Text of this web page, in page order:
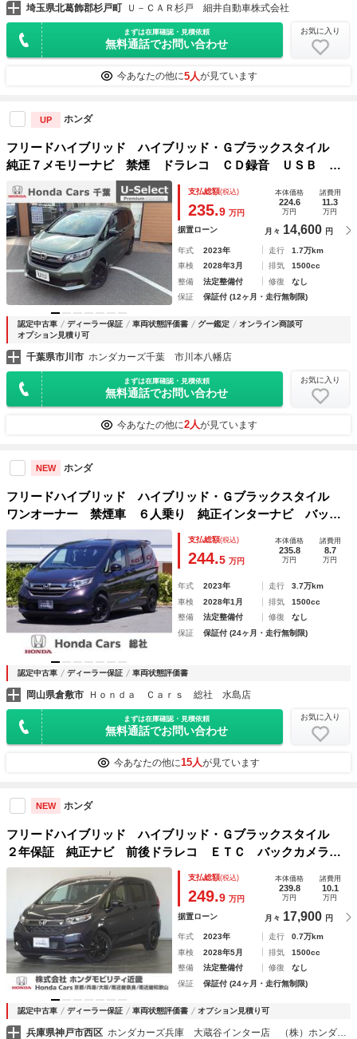
埼玉県北葛飾郡杉戸町 Ｕ－ＣＡＲ杉戸 細井自動車株式会社
まずは在庫確認・見積依頼
無料通話でお問い合わせ
お気に入り
今あなたの他に5人が見ています
UP ホンダ
フリードハイブリッド ハイブリッド・Ｇブラックスタイル
純正７メモリーナビ 禁煙 ドラレコ ＣＤ録音 ＵＳＢ Ｂ
ｌｕｅｔｏｏｔｈ シートヒーター バックカメラ 両側電動
スライドドア ＥＴＣ 衝突被害軽減ブレーキ ＨＯＮＤＡ認
定中古車 １年保証 ワンオーナー
支払総額(税込)
235.9 万円
本体価格
224.6
万円
諸費用
11.3
万円
据置ローン 月々 14,600 円
年式 2023年 走行
1.7万km
車検
2028年3月 排気
1500cc
整備
法定整備付 修復
なし
保証
保証付 (12ヶ月・走行無制限)
認定中古車 ディーラー保証 車両状態評価書 グー鑑定
オンライン商談可
オプション見積り可
千葉県市川市 ホンダカーズ千葉 市川本八幡店
まずは在庫確認・見積依頼
無料通話でお問い合わせ
お気に入り
今あなたの他に2人が見ています
NEW ホンダ
フリードハイブリッド ハイブリッド・Ｇブラックスタイル
ワンオーナー 禁煙車 ６人乗り 純正インターナビ バック
カメラ シートヒーター ＥＴＣ 両側電動スライドドア ア
ダプティブクルーズコントロール スマートキー プッシュス
タート Ｂｌｕｅｔｏｏｔｈ ＴＶ
支払総額(税込)
244.5 万円
本体価格
235.8
万円
諸費用
8.7
万円
年式 2023年 走行
3.7万km
車検
2028年1月 排気
1500cc
整備
法定整備付 修復
なし
保証
保証付 (24ヶ月・走行無制限)
認定中古車 ディーラー保証 車両状態評価書
岡山県倉敷市 Ｈｏｎｄａ Ｃａｒｓ 総社 水島店
まずは在庫確認・見積依頼
無料通話でお問い合わせ
お気に入り
今あなたの他に15人が見ています
NEW ホンダ
フリードハイブリッド ハイブリッド・Ｇブラックスタイル
２年保証 純正ナビ 前後ドラレコ ＥＴＣ バックカメラ
両側電動スライドドア アダプティブクルーズコントロール
Ｂｌｕｅｔｏｏｔｈ ＴＶ ＤＶＤ シートヒーター スマー
トキー２個 ＬＥＤヘッドライト
支払総額(税込)
249.9 万円
本体価格
239.8
万円
諸費用
10.1
万円
据置ローン 月々 17,900 円
年式 2023年 走行
0.7万km
車検
2028年5月 排気
1500cc
整備
法定整備付 修復
なし
保証
保証付 (24ヶ月・走行無制限)
認定中古車 ディーラー保証 車両状態評価書 オプション見積り可
兵庫県神戸市西区